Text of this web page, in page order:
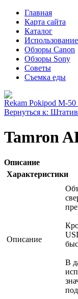
Главная
Карта сайта
Каталог
Использование
Обзоры Canon
Обзоры Sony
Советы
Съемка еды
Rekam Pokipod M-
Вернуться к:
Tamron
Описание
Характеристики
Описание
В